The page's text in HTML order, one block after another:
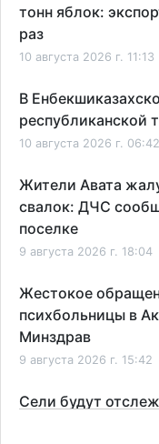
тонн яблок:
раз
10 августа 2026 г. 11:13
В
республиканской
10 августа 2026 г. 06:42
Жители Авата
свалок: ДЧС
поселке
9 августа 2026 г. 18:04
Жестокое
психбольницы в
Минздрав
9 августа 2026 г. 15:42
Сели будут